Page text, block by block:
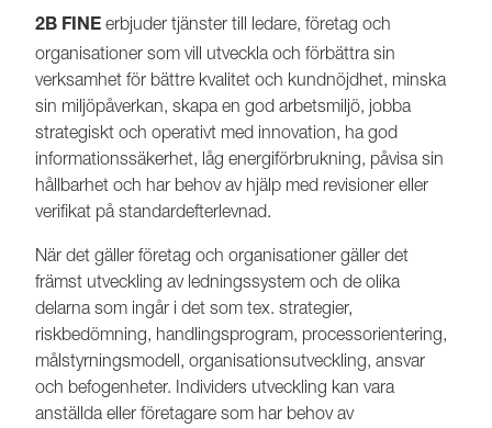
2B FINE erbjuder tjänster till ledare, företag och
organisationer som vill utveckla och förbättra sin
verksamhet för bättre kvalitet och kundnöjdhet, minska
sin miljöpåverkan, skapa en god arbetsmiljö, jobba
strategiskt och operativt med innovation, ha god
informationssäkerhet, låg energiförbrukning, påvisa sin
hållbarhet och har behov av hjälp med revisioner eller
verifikat på standardefterlevnad.
När det gäller företag och organisationer gäller det
främst utveckling av ledningssystem och de olika
delarna som ingår i det som tex. strategier,
riskbedömning, handlingsprogram, processorientering,
målstyrningsmodell, organisationsutveckling, ansvar
och befogenheter. Individers utveckling kan vara
anställda eller företagare som har behov av